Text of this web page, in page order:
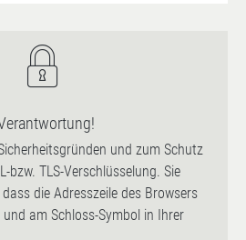
und zum Schutz
bzw. TLS-Verschlüsselung. Sie
die Adresszeile des Browsers
und am Schloss-Symbol in Ihrer